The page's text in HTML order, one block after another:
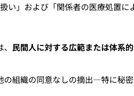
い」および「関係者の医療処置
、民間人に対する広範または体系
組織の同意なしの摘出—特に秘